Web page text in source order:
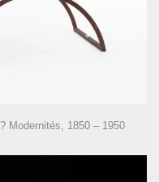
Modernités, 1850 – 1950